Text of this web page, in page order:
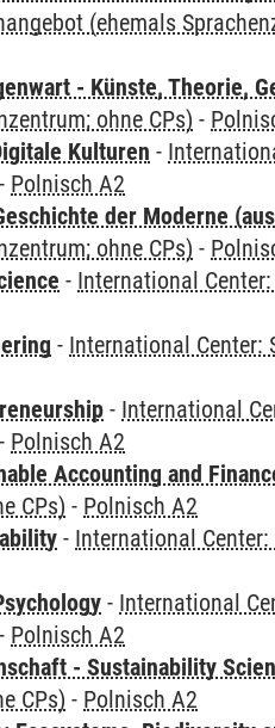
(ehemals
- Künste, Theorie,
ohne CPs) -
Kulturen -
- Polnisch A2
der Moderne
ohne CPs) -
- International
- International Center:
- International
- Polnisch A2
Accounting and
CPs) - Polnisch A2
- International
- International
- Polnisch A2
- Sustainability
CPs) - Polnisch A2